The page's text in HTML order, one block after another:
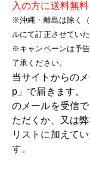
入の方に送料無料
※沖縄・離島は除く
ルにて訂正させてい
※キャンペーンは予
了承ください。
当サイトからの
p」で届きます。
のメールを受信
ただくか、又は
リストに加えて
す。